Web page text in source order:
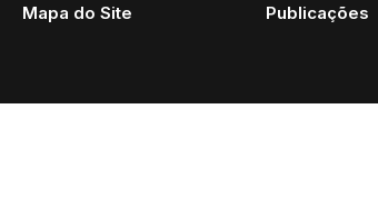
Mapa do Site
Publicações